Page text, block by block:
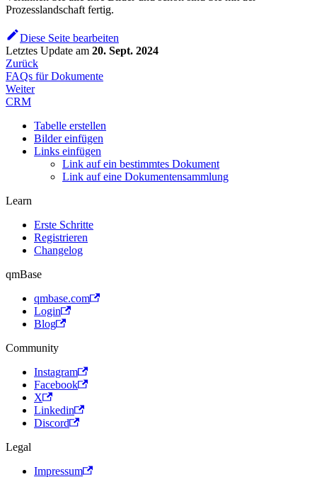
Prozesslandschaft fertig.
Diese Seite bearbeiten
Letztes Update am 20. Sept. 2024
Zurück
FAQs für Dokumente
Weiter
CRM
Tabelle erstellen
Bilder einfügen
Links einfügen
Link auf ein bestimmtes Dokument
Link auf eine Dokumentensammlung
Learn
Erste Schritte
Registrieren
Changelog
qmBase
qmbase.com
Login
Blog
Community
Instagram
Facebook
X
Linkedin
Discord
Legal
Impressum